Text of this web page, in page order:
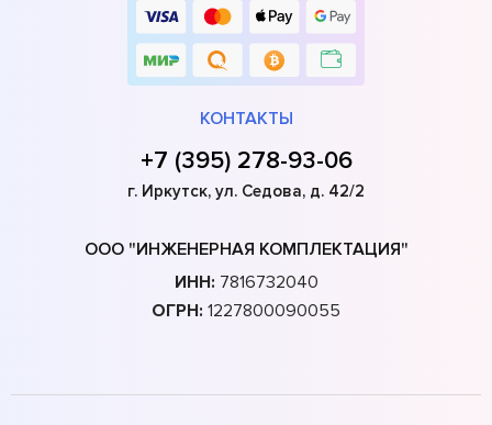
КОНТАКТЫ
+7 (395) 278-93-06
г. Иркутск, ул. Седова, д. 42/2
ООО "ИНЖЕНЕРНАЯ КОМПЛЕКТАЦИЯ"
ИНН: 7816732040
ОГРН: 1227800090055